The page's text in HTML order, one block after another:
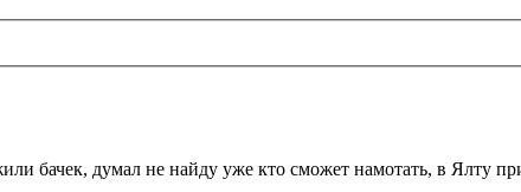
бачек, думал не найду уже кто сможет намотать, в Ялту